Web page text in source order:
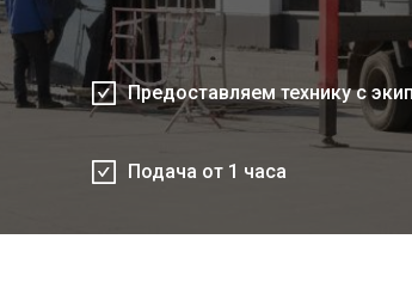
Предоставляем технику с
Подача от 1 часа